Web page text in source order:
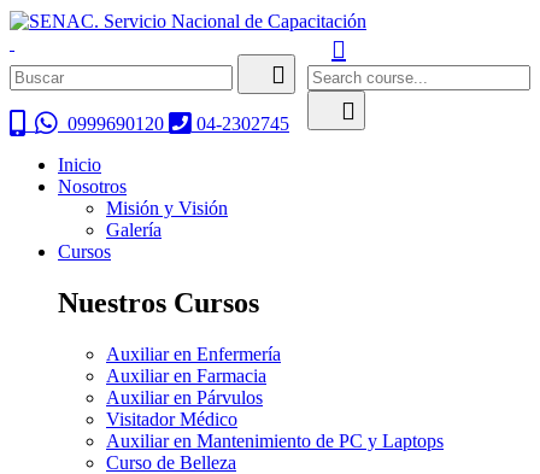
0999690120
04-2302745
Inicio
Nosotros
Misión y Visión
Galería
Cursos
Nuestros Cursos
Auxiliar en Enfermería
Auxiliar en Farmacia
Auxiliar en Párvulos
Visitador Médico
Auxiliar en Mantenimiento de PC y Laptops
Curso de Belleza